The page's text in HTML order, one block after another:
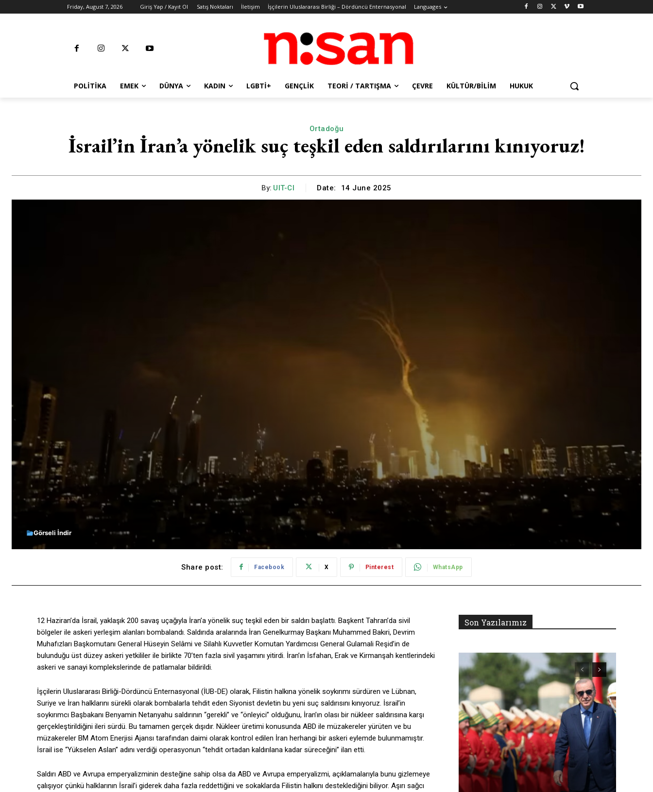
Friday, August 7, 2026 Giriş Yap / Kayıt Ol Satış Noktaları İletişim İşçilerin Uluslararası Birliği – Dördüncü Enternasyonal Languages
POLITIKA EMEK DÜNYA KADIN LGBTİ+ GENÇLIK TEORI / TARTIŞMA ÇEVRE KÜLTÜR/BILIM HUKUK
Ortadoğu
İsrail’in İran’a yönelik suç teşkil eden saldırılarını kınıyoruz!
By: UIT-CI Date: 14 June 2025
Görseli İndir
Share post: Facebook X Pinterest WhatsApp
12 Haziran’da İsrail, yaklaşık 200 savaş uçağıyla İran’a yönelik suç teşkil eden bir saldırı başlattı. Başkent Tahran’da sivil
bölgeler ile askeri yerleşim alanları bombalandı. Saldırıda aralarında İran Genelkurmay Başkanı Muhammed Bakıri, Devrim
Muhafızları Başkomutanı General Hüseyin Selâmi ve Silahlı Kuvvetler Komutan Yardımcısı General Gulamali Reşid’in de
bulunduğu üst düzey askeri yetkililer ile birlikte 70’ten fazla sivil yaşamını yitirdi. İran’ın İsfahan, Erak ve Kirmanşah kentlerindeki
askeri ve sanayi komplekslerinde de patlamalar bildirildi.
İşçilerin Uluslararası Birliği-Dördüncü Enternasyonal (İUB-DE) olarak, Filistin halkına yönelik soykırımı sürdüren ve Lübnan,
Suriye ve İran halklarını sürekli olarak bombalarla tehdit eden Siyonist devletin bu yeni suç saldırısını kınıyoruz. İsrail’in
soykırımcı Başbakanı Benyamin Netanyahu saldırının “gerekli” ve “önleyici” olduğunu, İran’ın olası bir nükleer saldırısına karşı
gerçekleştirildiğini ileri sürdü. Bu tamamen gerçek dışıdır. Nükleer üretimi konusunda ABD ile müzakereler yürüten ve bu
müzakereler BM Atom Enerjisi Ajansı tarafından daimi olarak kontrol edilen İran herhangi bir askeri eylemde bulunmamıştır.
İsrail ise “Yükselen Aslan” adını verdiği operasyonun “tehdit ortadan kaldırılana kadar süreceğini” ilan etti.
Saldırı ABD ve Avrupa emperyalizminin desteğine sahip olsa da ABD ve Avrupa emperyalizmi, açıklamalarıyla bunu gizlemeye
çalışıyor çünkü halklarının İsrail’i giderek daha fazla reddettiğini ve sokaklarda Filistin halkını desteklediğini biliyor. Aşırı sağcı
Son Yazılarımız